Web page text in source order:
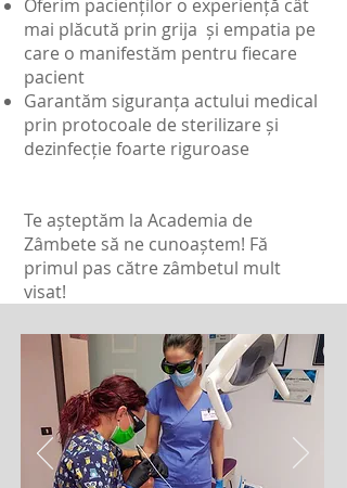
Oferim pacienților o experiență cât
mai plăcută prin grija și empatia pe
care o manifestăm pentru fiecare
pacient
Garantăm siguranța actului medical
prin protocoale de sterilizare și
dezinfecție foarte riguroase
Te așteptăm la Academia de
Zâmbete să ne cunoaștem! Fă
primul pas către zâmbetul mult
visat!